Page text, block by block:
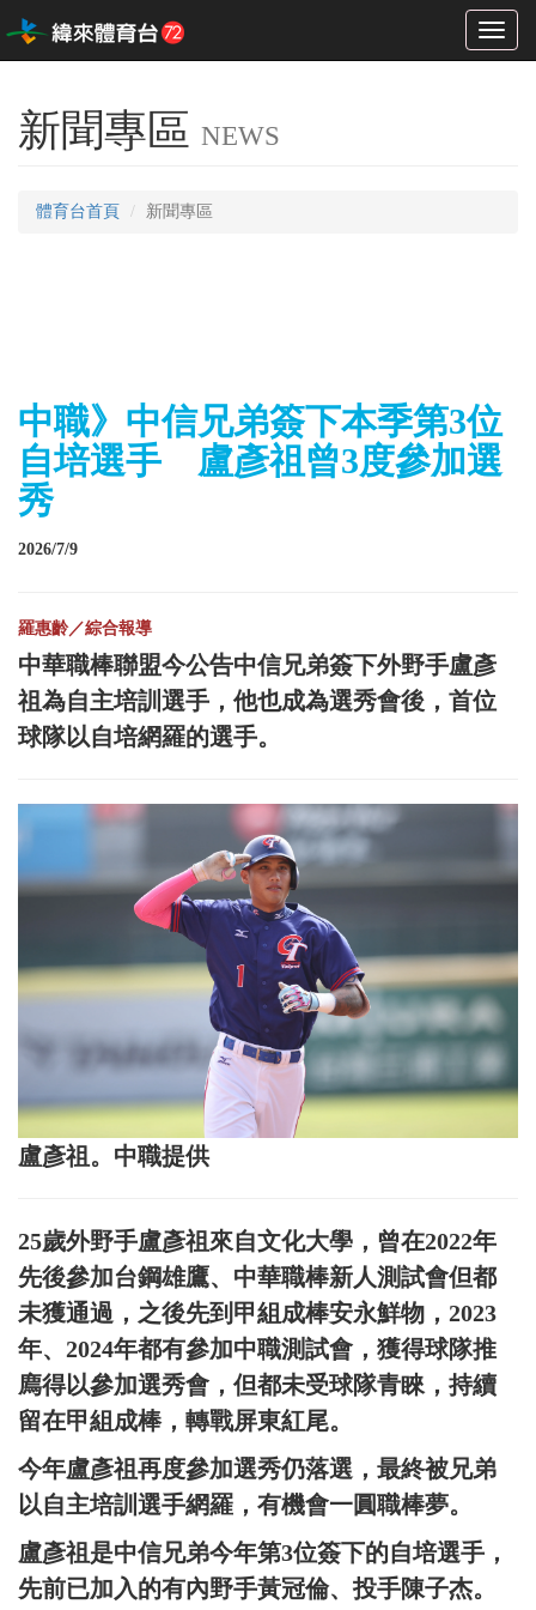
Toggle
新聞專區 NEWS
體育台首頁 新聞專區
中職》中信兄弟簽下本季第3位
自培選手 盧彥祖曾3度參加選
秀
2026/7/9
羅惠齡／綜合報導
中華職棒聯盟今公告中信兄弟簽下外野手盧彥
祖為自主培訓選手，他也成為選秀會後，首位
球隊以自培網羅的選手。
盧彥祖。中職提供
25歲外野手盧彥祖來自文化大學，曾在2022年
先後參加台鋼雄鷹、中華職棒新人測試會但都
未獲通過，之後先到甲組成棒安永鮮物，2023
年、2024年都有參加中職測試會，獲得球隊推
廌得以參加選秀會，但都未受球隊青睞，持續
留在甲組成棒，轉戰屏東紅尾。
今年盧彥祖再度參加選秀仍落選，最終被兄弟
以自主培訓選手網羅，有機會一圓職棒夢。
盧彥祖是中信兄弟今年第3位簽下的自培選手，
先前已加入的有內野手黃冠倫、投手陳子杰。